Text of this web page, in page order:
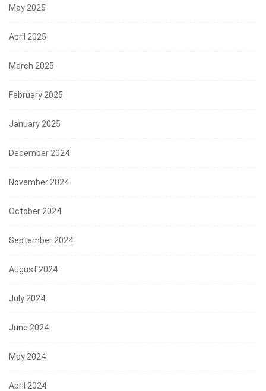
May 2025
April 2025
March 2025
February 2025
January 2025
December 2024
November 2024
October 2024
September 2024
August 2024
July 2024
June 2024
May 2024
April 2024